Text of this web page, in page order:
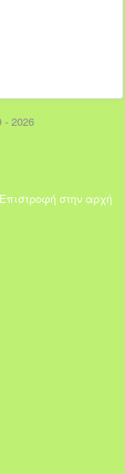
- 2026
Επιστροφή στην αρχή